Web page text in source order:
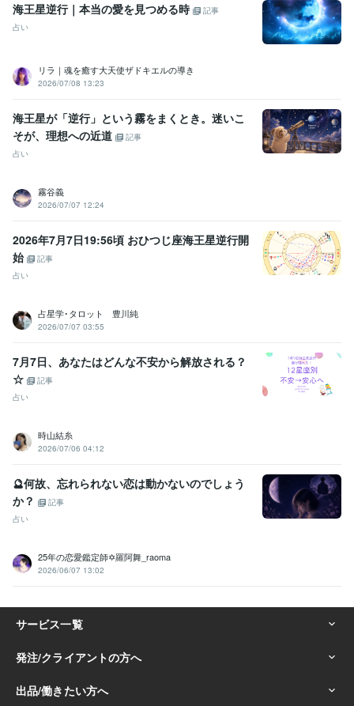
あなたにお会いできることをお待ちしております。
海王星逆行｜本当の愛を見つめる時
記事
占い
リラ｜魂を癒す大天使ザドキエルの導き
2026/07/08 13:23
海王星が「逆行」という霧をまくとき。迷いこ
そが、理想への近道
記事
占い
霧谷義
2026/07/07 12:24
2026年7月7日19:56頃 おひつじ座海王星逆行開
始
記事
占い
占星学･タロット 豊川純
2026/07/07 03:55
7月7日、あなたはどんな不安から解放される？
☆
記事
占い
時山結糸
2026/07/06 04:12
🔮何故、忘れられない恋は動かないのでしょう
か？
記事
占い
25年の恋愛鑑定師✡️羅阿舞_raoma
2026/06/07 13:02